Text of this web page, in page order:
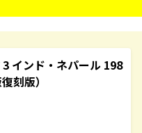
インド・ネパール 198
刻版）